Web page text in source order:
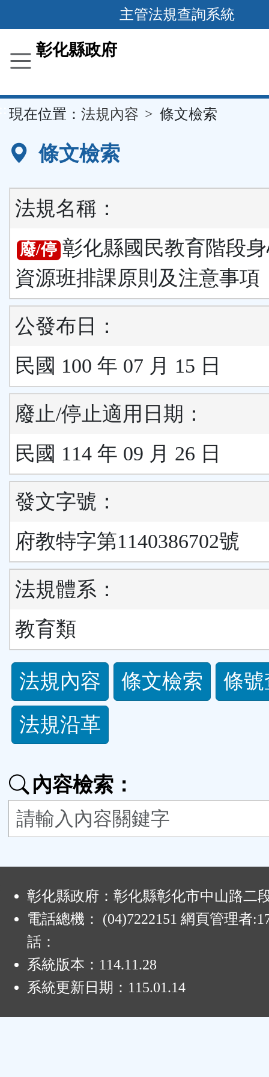
到
要
容
區
主管法規查詢系統
彰化縣政府
現在位置： 法規內容 條文檢索
條文檢索
法規名稱：
廢/停 彰化縣國民教育階段
資源班排課原則及注意事項
公發布日：
民國 100 年 07 月 15 日
廢止/停止適用日期：
民國 114 年 09 月 26 日
發文字號：
府教特字第1140386702號
法規體系：
教育類
法
規
功
按
鈕
法規內容 條文檢索
條
法規沿革
內容檢索：
彰化縣政府：彰化縣彰化市中山路二
電話總機： (04)7222151 網頁管理者
話：
系統版本： 114.11.28
系統更新日期： 115.01.14